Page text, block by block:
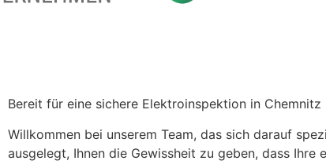
Bereit für eine sichere Elektroinspektion in
Willkommen bei unserem Team, das sich darauf
ausgelegt, Ihnen die Gewissheit zu geben, dass